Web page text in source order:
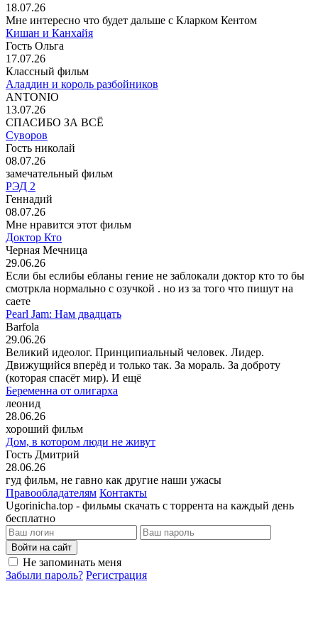
18.07.26
Мне интересно что будет дальше с Кларком Кентом
Кишан и Канхайя
Гость Ольга
17.07.26
Классный фильм
Аладдин и король разбойников
ANTONIO
13.07.26
СПАСИБО ЗА ВСЁ
Суворов
Гость николай
08.07.26
замечательный фильм
РЭД 2
Геннадий
08.07.26
Мне нравится этот фильм
Доктор Кто
Черная Мечница
29.06.26
Если бы еслибы ебланы гение не заблокали доктор кто то бы
смотркла нормально с озучкой . но из за того что пишут на
саете
Pearl Jam: Нам двадцать
Barfola
29.06.26
Великий идеолог. Принципиальный человек. Лидер.
Движущийся вперёд и только так. За мораль. За доброту
(которая спасёт мир). И ещё
Беременна от олигарха
леонид
28.06.26
хороший фильм
Дом, в котором люди не живут
Гость Дмитрий
28.06.26
гуд фильм, не гавно как другие наши ужасы
Правообладателям Контакты
Ugorinicha.top - фильмы скачать с торрента на каждый день
бесплатно
Войти на сайт
Не запоминать меня
Забыли пароль? Регистрация